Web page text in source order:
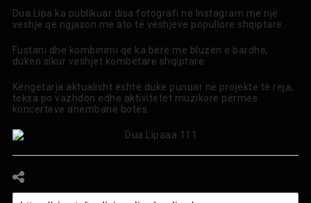
Dua Lipa ka publikuar disa fotografi në Instagram me një
veshje që ngjason me ato të veshjeve popullore shqiptare.
Fustani dhe kombinimi që ka bërë me bluzën e bardhë,
duken sikur veshjet kombëtare shqiptare.
Këngëtarja aktualisht është duke punuar në projekte të reja,
teksa po vazhdon edhe aktivitetet muzikore përmes
koncerteve anembanë botës.